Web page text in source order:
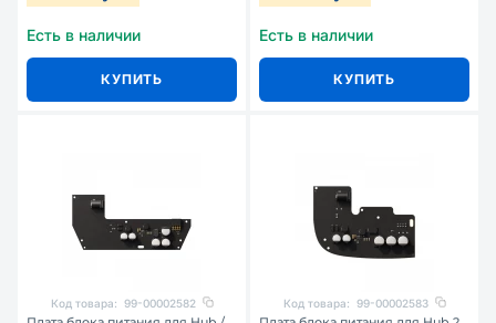
Есть в наличии
КУПИТЬ
Есть в наличии
КУПИТЬ
Код товара: 99-00002582 Код товара: 99-00002583